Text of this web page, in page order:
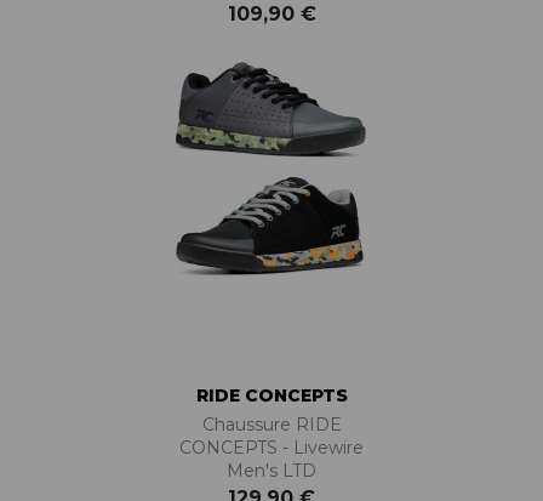
109,90 €
RIDE CONCEPTS
Chaussure RIDE
CONCEPTS - Livewire
Men's LTD